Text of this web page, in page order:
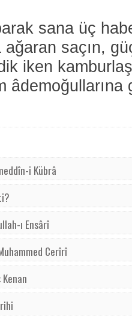
sana üç
saçın,
iken
âdemoğullarına
i Kübrâ
ı Ensârî
Cerîrî